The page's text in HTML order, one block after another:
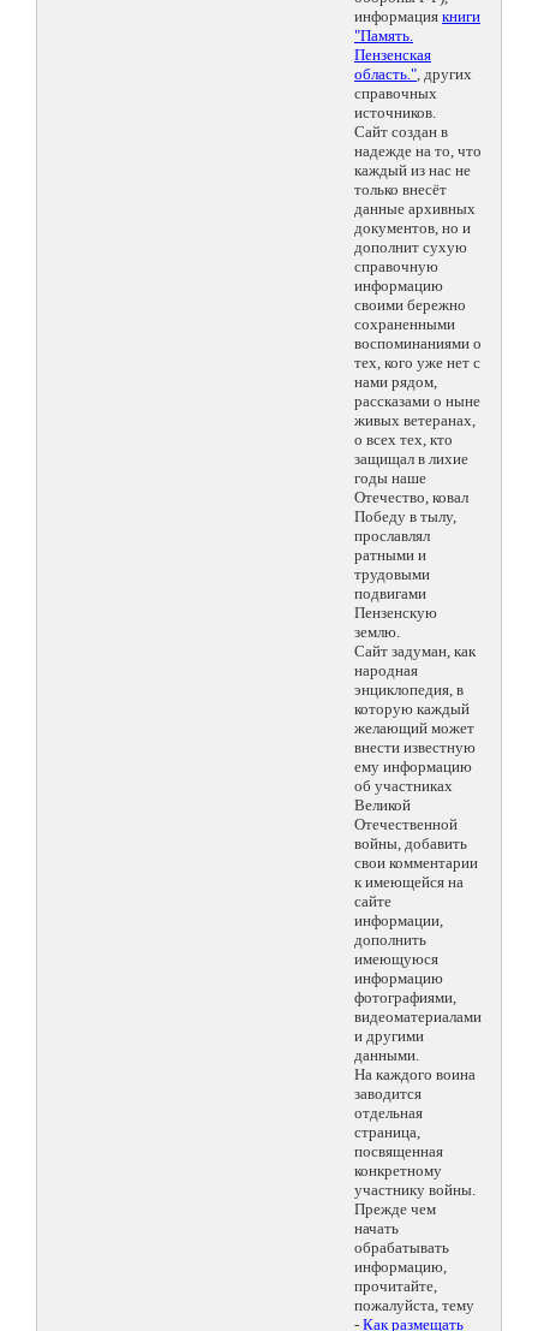
информация книги
"Память.
Пензенская
область.", других
справочных
источников.
Сайт создан в
надежде на то, что
каждый из нас не
только внесёт
данные архивных
документов, но и
дополнит сухую
справочную
информацию
своими бережно
сохраненными
воспоминаниями о
тех, кого уже нет с
нами рядом,
рассказами о ныне
живых ветеранах,
о всех тех, кто
защищал в лихие
годы наше
Отечество, ковал
Победу в тылу,
прославлял
ратными и
трудовыми
подвигами
Пензенскую
землю.
Сайт задуман, как
народная
энциклопедия, в
которую каждый
желающий может
внести известную
ему информацию
об участниках
Великой
Отечественной
войны, добавить
свои комментарии
к имеющейся на
сайте
информации,
дополнить
имеющуюся
информацию
фотографиями,
видеоматериалами
и другими
данными.
На каждого воина
заводится
отдельная
страница,
посвященная
конкретному
участнику войны.
Прежде чем
начать
обрабатывать
информацию,
прочитайте,
пожалуйста, тему
- Как размещать